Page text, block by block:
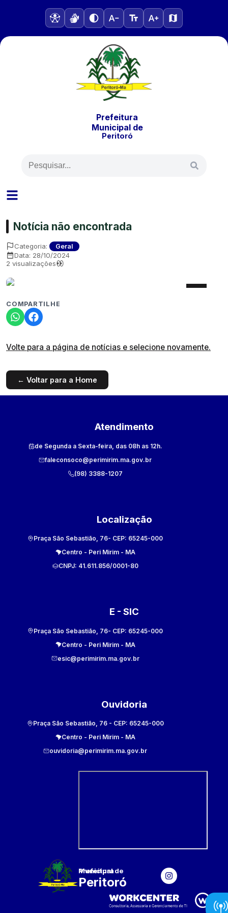
Prefeitura
Municipalde
Peritoró
Notícia não encontrada
Categoria: Geral
Data: 28/10/2024
2 visualizações
COMPARTILHE
Volte para a página de notícias e selecione novamente.
← Voltar para a Home
Atendimento
de Segunda a Sexta-feira, das 08h as 12h.
faleconsoco@perimirim.ma.gov.br
(98) 3388-1207
Localização
Praça São Sebastião, 76- CEP: 65245-000
Centro - Peri Mirim- MA
CNPJ: 41.611.856/0001-80
E - SIC
Praça São Sebastião, 76- CEP: 65245-000
Centro - Peri Mirim- MA
esic@perimirim.ma.gov.br
Ouvidoria
Praça São Sebastião, 76- CEP: 65245-000
Centro - Peri Mirim- MA
ouvidoria@perimirim.ma.gov.br
Prefeitura Municipalde
Peritoró